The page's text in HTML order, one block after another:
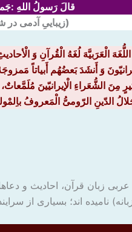
قالَ رَسولُ اللهِ
(زیباییِ آدمی
الْعَرَبیَّهَ لُغَهُ الْقُرآنِ وَ
وَ أَنشَدَ بَعضُهُم أَبیاتاً
مِنَ الشُّعَراءِ الْإیرانیّینَ
الدّینِ الرّومیُّ الْمَعروفُ
عربی زبان قرآن، احادیث و
نامیده اند؛ بسیاری از